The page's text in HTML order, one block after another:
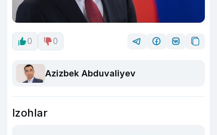
0 0
Azizbek Abduvaliyev
Izohlar